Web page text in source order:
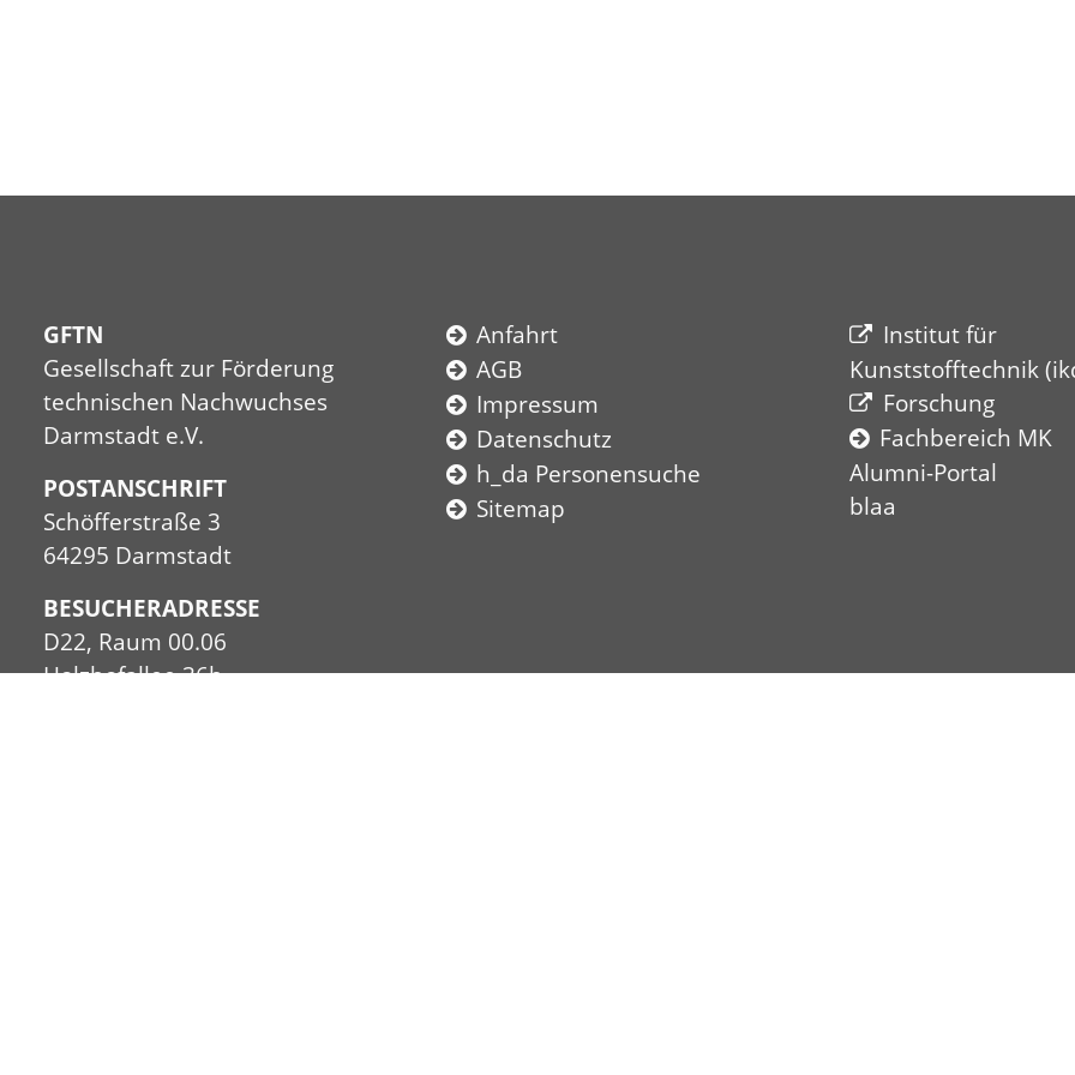
GFTN
Gesellschaft zur Förderung
technischen Nachwuchses
Darmstadt e.V.
POSTANSCHRIFT
Schöfferstraße 3
64295 Darmstadt
BESUCHERADRESSE
D22, Raum 00.06
Holzhofallee 36b
Anfahrt
AGB
Impressum
Datenschutz
h_da Personensuche
Sitemap
Institut für
Kunststofftechnik
Forschung
Fachbereich MK
Alumni-Portal
blaa